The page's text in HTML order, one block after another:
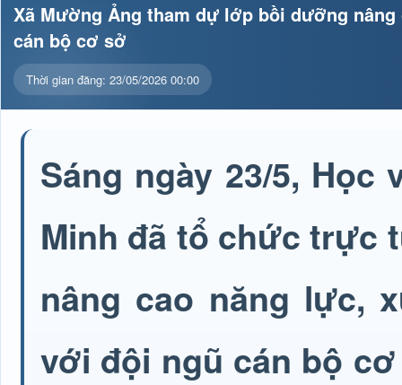
Xã Mường Ảng tham dự lớp bồi dưỡng
cán bộ cơ sở
Thời gian đăng: 23/05/2026 00:00
Sáng ngày 23/5, Học
Minh đã tổ chức trực
nâng cao năng lực,
với đội ngũ cán bộ